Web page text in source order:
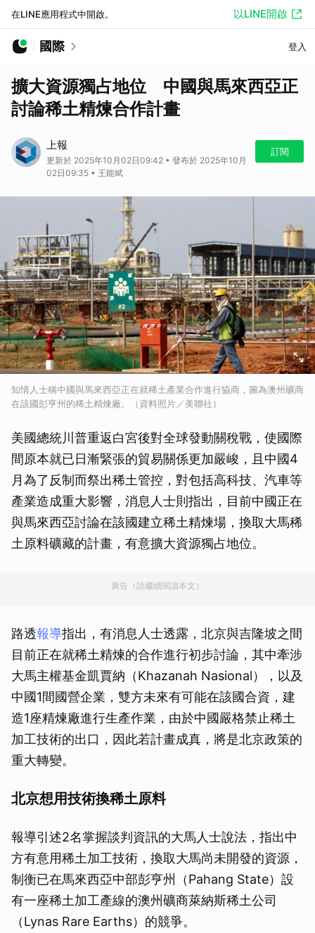
在LINE應用程式中開啟。 以LINE開啟
國際 登入
擴大資源獨占地位 中國與馬來西亞正
討論稀土精煉合作計畫
上報
更新於 2025年10月02日09:42 • 發布於 2025年10月
02日09:35 • 王能斌
訂閱
知情人士稱中國與馬來西亞正在就稀土產業合作進行協商，圖為澳州礦商
在該國彭亨州的稀土精煉廠。（資料照片／美聯社）
美國總統川普重返白宮後對全球發動關稅戰，使國際
間原本就已日漸緊張的貿易關係更加嚴峻，且中國4
月為了反制而祭出稀土管控，對包括高科技、汽車等
產業造成重大影響，消息人士則指出，目前中國正在
與馬來西亞討論在該國建立稀土精煉場，換取大馬稀
土原料礦藏的計畫，有意擴大資源獨占地位。
廣告（請繼續閱讀本文）
路透報導指出，有消息人士透露，北京與吉隆坡之間
目前正在就稀土精煉的合作進行初步討論，其中牽涉
大馬主權基金凱賈納（Khazanah Nasional），以及
中國1間國營企業，雙方未來有可能在該國合資，建
造1座精煉廠進行生產作業，由於中國嚴格禁止稀土
加工技術的出口，因此若計畫成真，將是北京政策的
重大轉變。
北京想用技術換稀土原料
報導引述2名掌握談判資訊的大馬人士說法，指出中
方有意用稀土加工技術，換取大馬尚未開發的資源，
制衡已在馬來西亞中部彭亨州（Pahang State）設
有一座稀土加工產線的澳州礦商萊納斯稀土公司
（Lynas Rare Earths）的競爭。